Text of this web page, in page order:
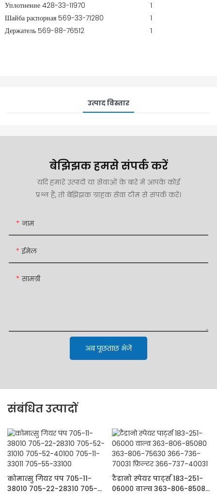
Уплотнение 428-33-11970
1
Шайба распорная 569-33-71280
1
Держатель 569-88-76512
1
उत्पाद विस्तार
बेझिझक हमसे संपर्क करें
यदि हमारे उत्पादों या सेवाओं के बारे में आपके कोई
प्रश्न हैं, तो बेझिझक ग्राहक सेवा टीम से संपर्क करें।
नाम
ईमेल
सामग्री
अब पूछताछ भेजें
संबंधित उत्पादों
कोमात्सु गियर पंप 705-11-
38010 705-22-28310 705-
टैडानो स्पेयर पार्ट्स 183-251-
06000 वाल्व 363-806-85080